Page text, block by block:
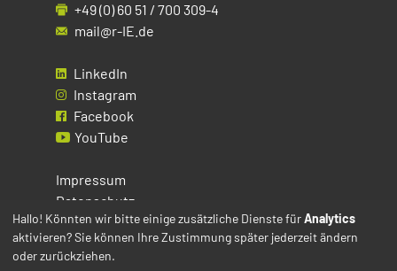
+49 (0) 60 51 / 700 309-4
mail@r-IE.de
LinkedIn
Instagram
Facebook
YouTube
Impressum
Datenschutz
Cookies
Hallo! Könnten wir bitte einige zusätzliche Dienste fürAnalytics
aktivieren? Sie können Ihre Zustimmung später jederzeit ändern
oder zurückziehen.